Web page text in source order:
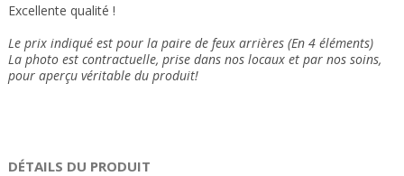
Excellente qualité !
Le prix indiqué est pour la paire de feux arrières (En 4 éléments)
La photo est contractuelle, prise dans nos locaux et par nos soins,
pour aperçu véritable du produit!
DÉTAILS DU PRODUIT